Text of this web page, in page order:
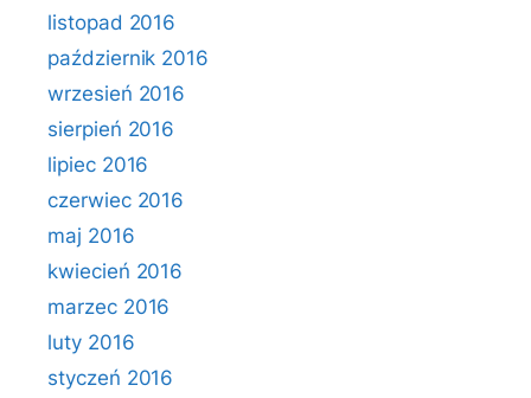
listopad 2016
październik 2016
wrzesień 2016
sierpień 2016
lipiec 2016
czerwiec 2016
maj 2016
kwiecień 2016
marzec 2016
luty 2016
styczeń 2016